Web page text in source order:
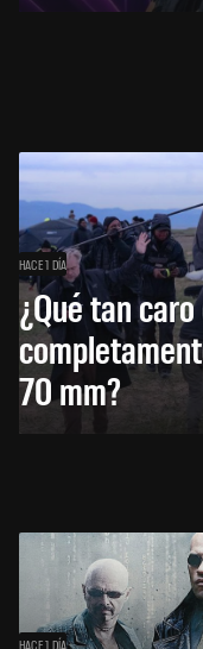
HACE 1 DÍA
¿Qué tan
70 mm?
HACE 1 DÍA